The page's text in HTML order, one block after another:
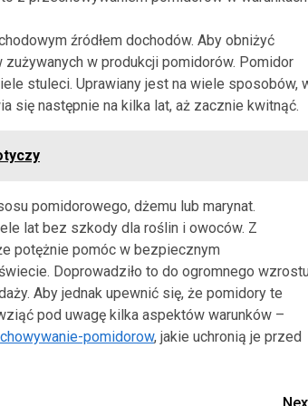
źródłem dochodów. Aby obniżyć
w produkcji pomidorów. Pomidor
stuleci. Uprawiany jest na wiele sposobów,
się następnie na kilka lat, aż zacznie kwitnąć.
pomidorowego, dżemu lub marynat.
lat bez szkody dla roślin i owoców. Z
potężnie pomóc w bezpiecznym
Doprowadziło to do ogromnego wzrostu
Aby jednak upewnić się, że pomidory te
pod uwagę kilka aspektów warunków –
pomidorow, jakie uchronią je przed